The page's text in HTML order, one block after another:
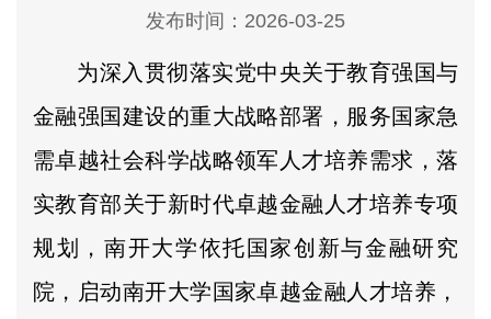
发布时间：2026-03-25
为深入贯彻落实党中央关于教育强国与
金融强国建设的重大战略部署，服务国家急
需卓越社会科学战略领军人才培养需求，落
实教育部关于新时代卓越金融人才培养专项
规划，南开大学依托国家创新与金融研究
院，启动南开大学国家卓越金融人才培养，